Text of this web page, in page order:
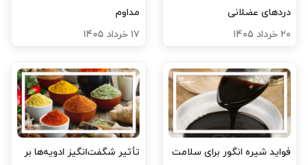
دردهای عضلانی
۲۰ خرداد ۱۴۰۵
مداوم
۱۷ خرداد ۱۴۰۵
فواید شیره انگور برای سلامت
تأثیر شگفت‌انگیز ادویه‌ها بر